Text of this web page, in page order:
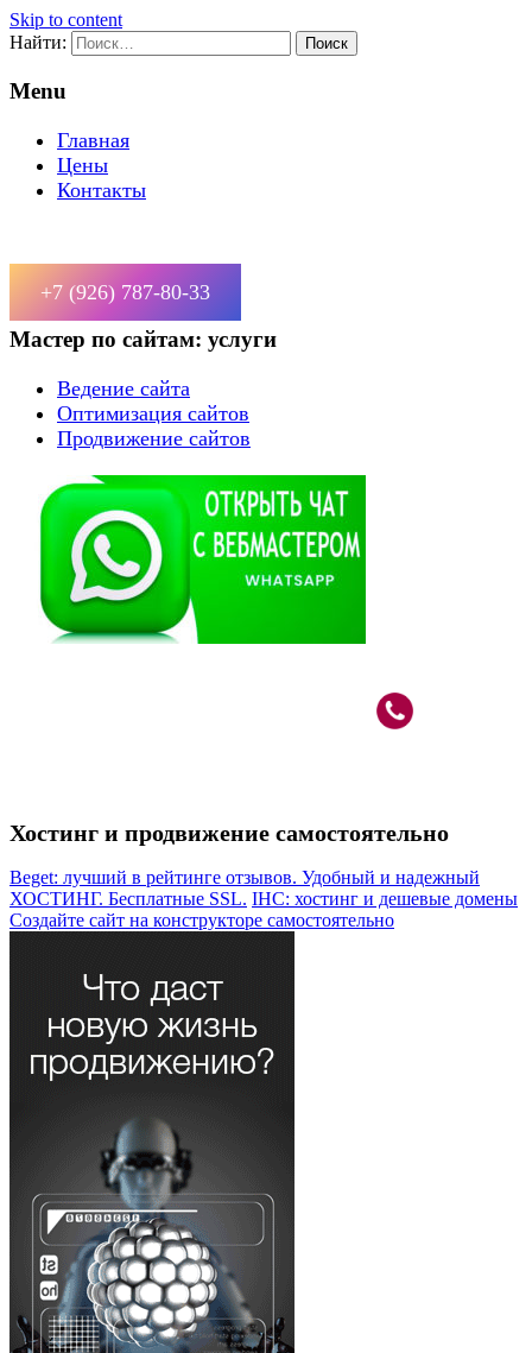
Skip to content
Найти:
Menu
Главная
Цены
Контакты
+7 (926) 787-80-33
Мастер по сайтам: услуги
Ведение сайта
Оптимизация сайтов
Продвижение сайтов
Хостинг и продвижение самостоятельно
Beget: лучший в рейтинге отзывов. Удобный и надежный
ХОСТИНГ. Бесплатные SSL. IHC: хостинг и дешевые домены
Создайте сайт на конструкторе самостоятельно